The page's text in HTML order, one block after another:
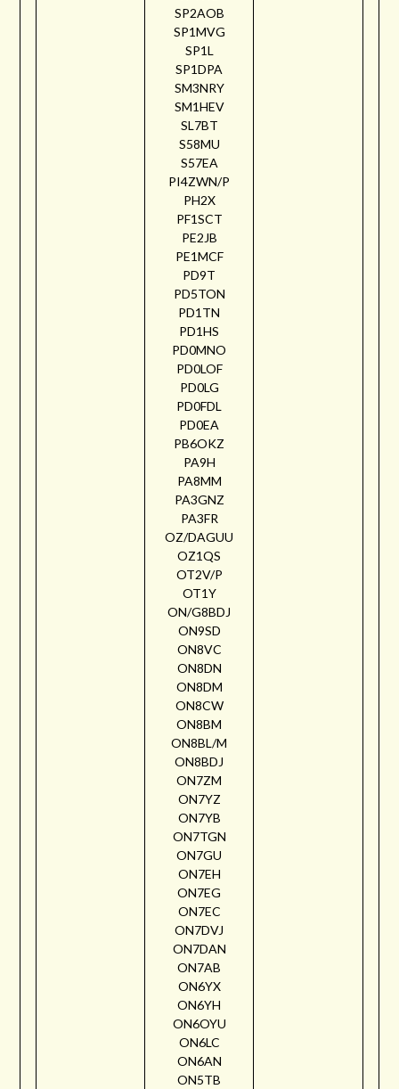
SP2AOB
SP1MVG
SP1L
SP1DPA
SM3NRY
SM1HEV
SL7BT
S58MU
S57EA
PI4ZWN/P
PH2X
PF1SCT
PE2JB
PE1MCF
PD9T
PD5TON
PD1TN
PD1HS
PD0MNO
PD0LOF
PD0LG
PD0FDL
PD0EA
PB6OKZ
PA9H
PA8MM
PA3GNZ
PA3FR
OZ/DAGUU
OZ1QS
OT2V/P
OT1Y
ON/G8BDJ
ON9SD
ON8VC
ON8DN
ON8DM
ON8CW
ON8BM
ON8BL/M
ON8BDJ
ON7ZM
ON7YZ
ON7YB
ON7TGN
ON7GU
ON7EH
ON7EG
ON7EC
ON7DVJ
ON7DAN
ON7AB
ON6YX
ON6YH
ON6OYU
ON6LC
ON6AN
ON5TB